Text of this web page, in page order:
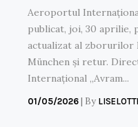
Aeroportul
publicat, joi, 30
actualizat al zborurilor
München și retur.
Internațional „Avram...
01/05/2026 | By